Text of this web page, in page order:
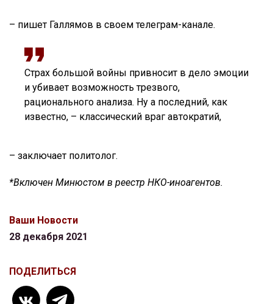
– пишет Галлямов в своем телеграм-канале.
Страх большой войны привносит в дело эмоции
и убивает возможность трезвого,
рационального анализа. Ну а последний, как
известно, – классический враг автократий,
– заключает политолог.
*Включен Минюстом в реестр НКО-иноагентов.
Ваши Новости
28 декабря 2021
ПОДЕЛИТЬСЯ